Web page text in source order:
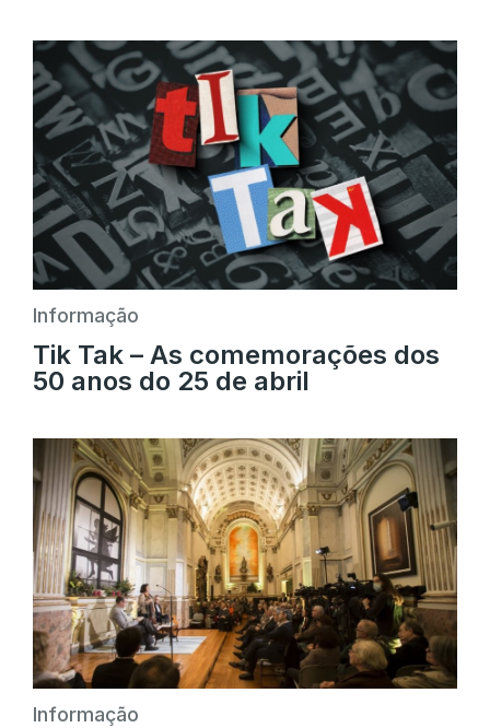
Informação
Tik Tak – As comemorações dos
50 anos do 25 de abril
Informação